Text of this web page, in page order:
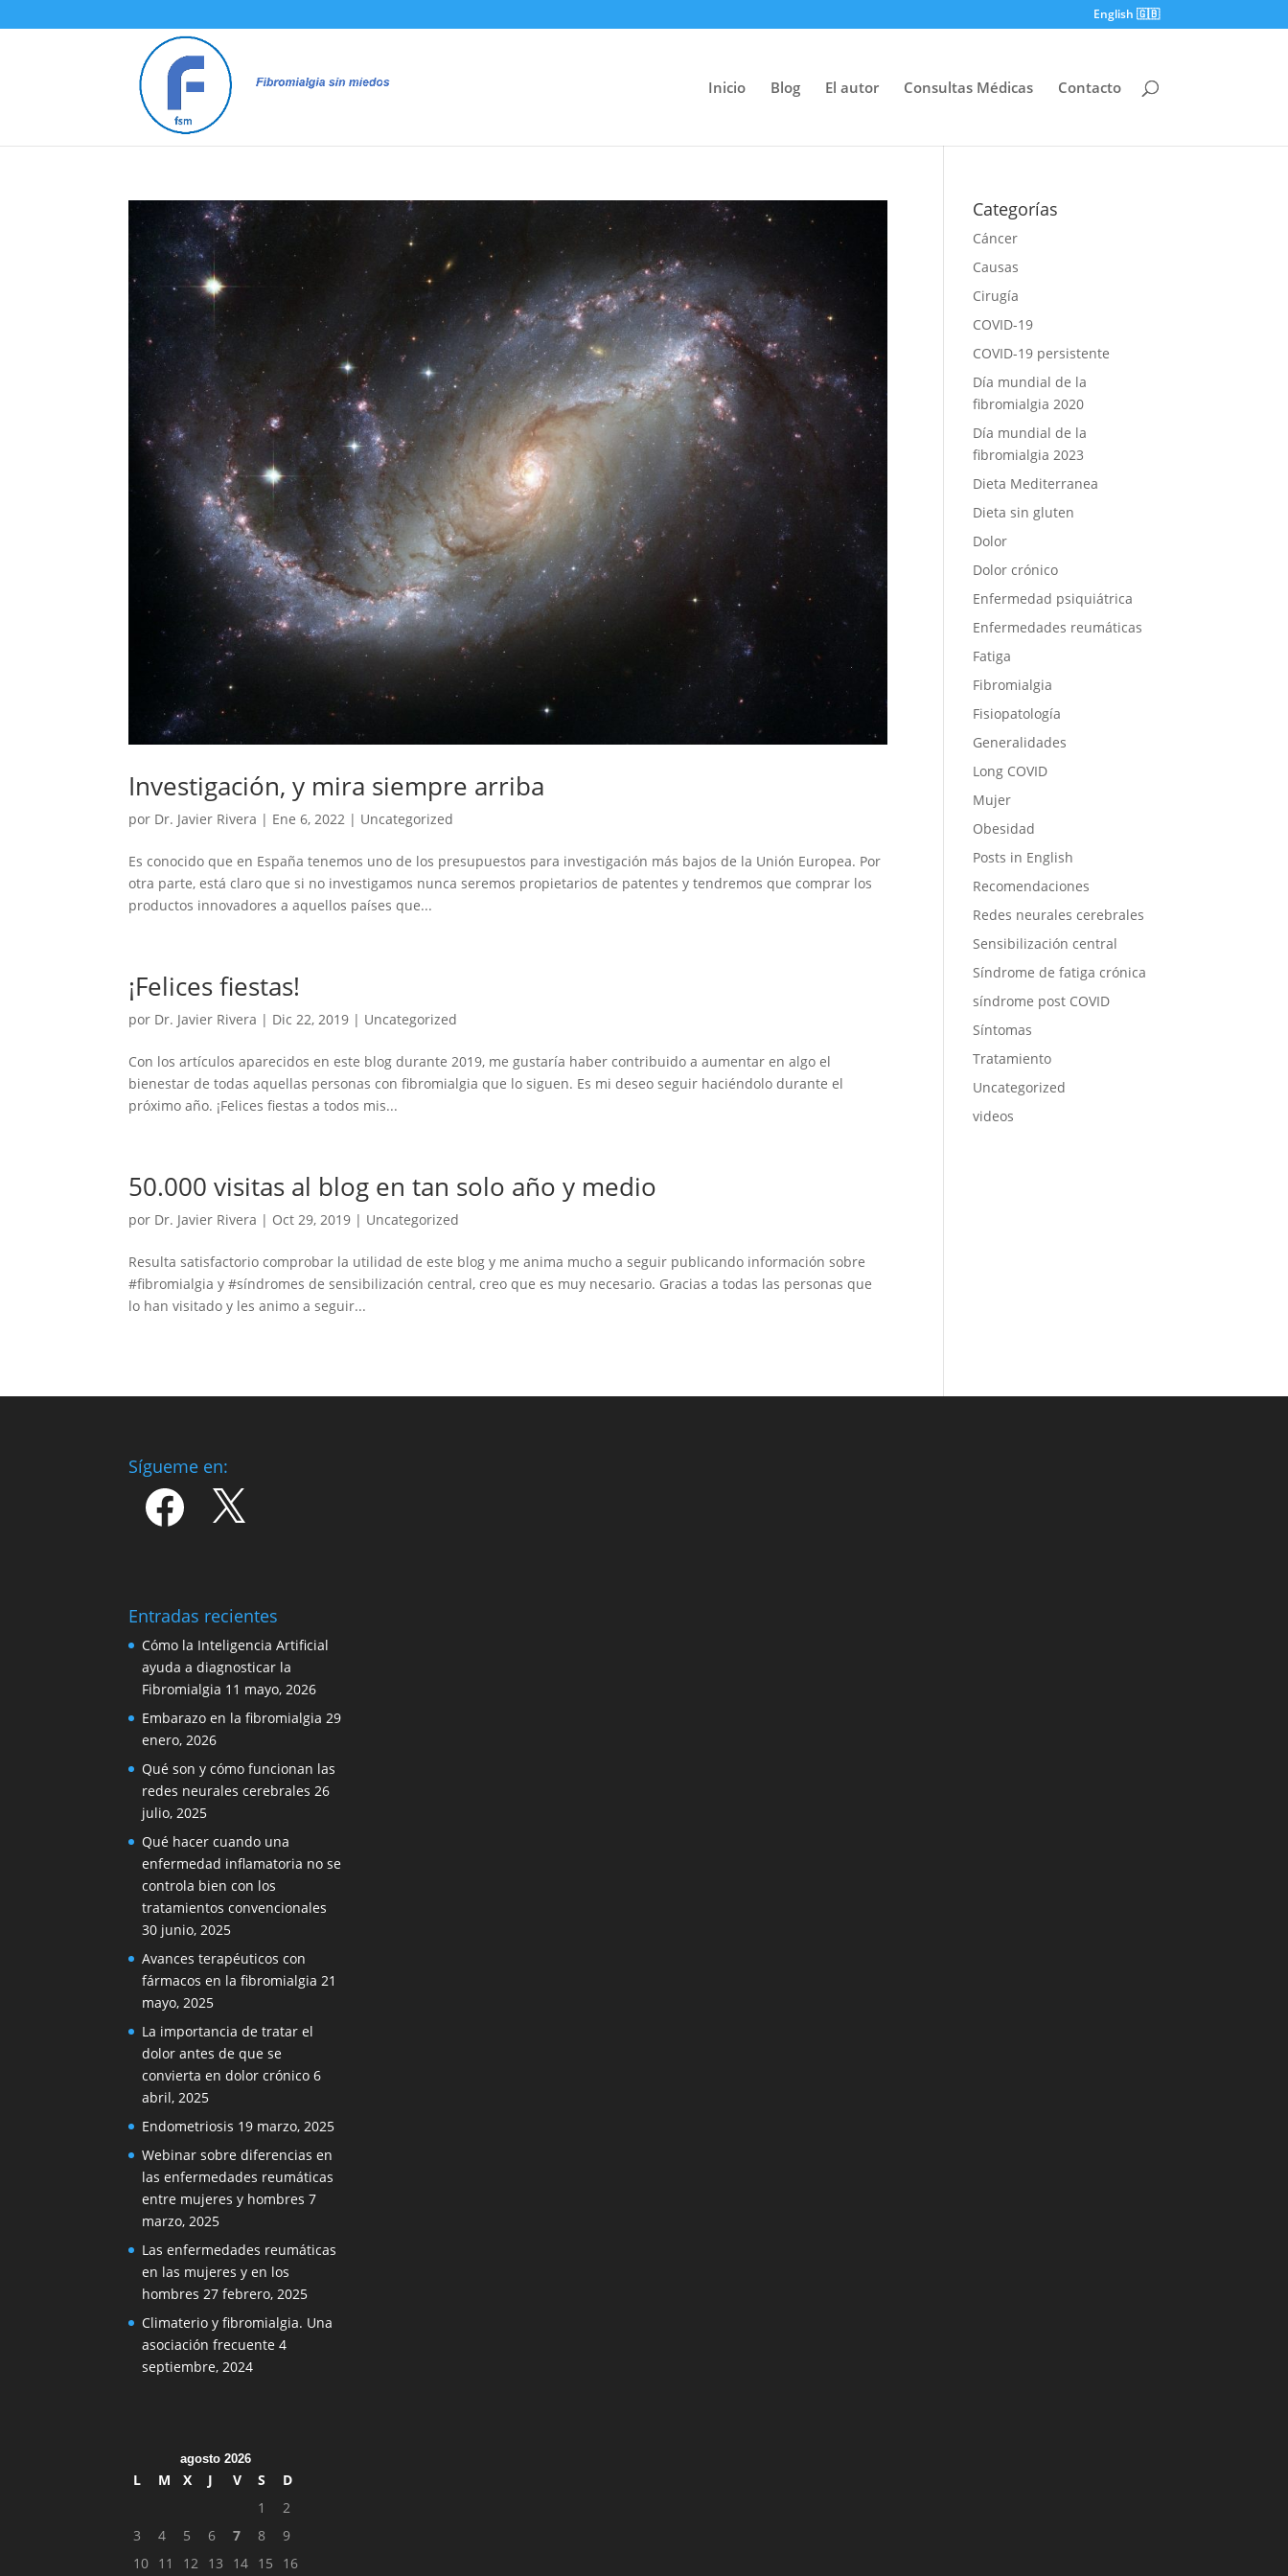
English 🇬🇧
Inicio Blog El autor Consultas Médicas Contacto
Investigación, y mira siempre arriba
por Dr. Javier Rivera | Ene 6, 2022 | Uncategorized
Es conocido que en España tenemos uno de los presupuestos para investigación más bajos de la Unión Europea. Por
otra parte, está claro que si no investigamos nunca seremos propietarios de patentes y tendremos que comprar los
productos innovadores a aquellos países que...
¡Felices fiestas!
por Dr. Javier Rivera | Dic 22, 2019 | Uncategorized
Con los artículos aparecidos en este blog durante 2019, me gustaría haber contribuido a aumentar en algo el
bienestar de todas aquellas personas con fibromialgia que lo siguen. Es mi deseo seguir haciéndolo durante el
próximo año. ¡Felices fiestas a todos mis...
50.000 visitas al blog en tan solo año y medio
por Dr. Javier Rivera | Oct 29, 2019 | Uncategorized
Resulta satisfactorio comprobar la utilidad de este blog y me anima mucho a seguir publicando información sobre
#fibromialgia y #síndromes de sensibilización central, creo que es muy necesario. Gracias a todas las personas que
lo han visitado y les animo a seguir...
Categorías
Cáncer
Causas
Cirugía
COVID-19
COVID-19 persistente
Día mundial de la
fibromialgia 2020
Día mundial de la
fibromialgia 2023
Dieta Mediterranea
Dieta sin gluten
Dolor
Dolor crónico
Enfermedad psiquiátrica
Enfermedades reumáticas
Fatiga
Fibromialgia
Fisiopatología
Generalidades
Long COVID
Mujer
Obesidad
Posts in English
Recomendaciones
Redes neurales cerebrales
Sensibilización central
Síndrome de fatiga crónica
síndrome post COVID
Síntomas
Tratamiento
Uncategorized
videos
Sígueme en:
Facebook
Entradas recientes
Cómo la Inteligencia Artificial
ayuda a diagnosticar la
Fibromialgia 11 mayo, 2026
Embarazo en la fibromialgia 29
enero, 2026
Qué son y cómo funcionan las
redes neurales cerebrales 26
julio, 2025
Qué hacer cuando una
enfermedad inflamatoria no se
controla bien con los
tratamientos convencionales
30 junio, 2025
Avances terapéuticos con
fármacos en la fibromialgia 21
mayo, 2025
La importancia de tratar el
dolor antes de que se
convierta en dolor crónico 6
abril, 2025
Endometriosis 19 marzo, 2025
Webinar sobre diferencias en
las enfermedades reumáticas
entre mujeres y hombres 7
marzo, 2025
Las enfermedades reumáticas
en las mujeres y en los
hombres 27 febrero, 2025
Climaterio y fibromialgia. Una
asociación frecuente 4
septiembre, 2024
agosto 2026
L M X J V S
D
1
2
3
4 5 6 7 8
9
10 11 12 13 14 15 16